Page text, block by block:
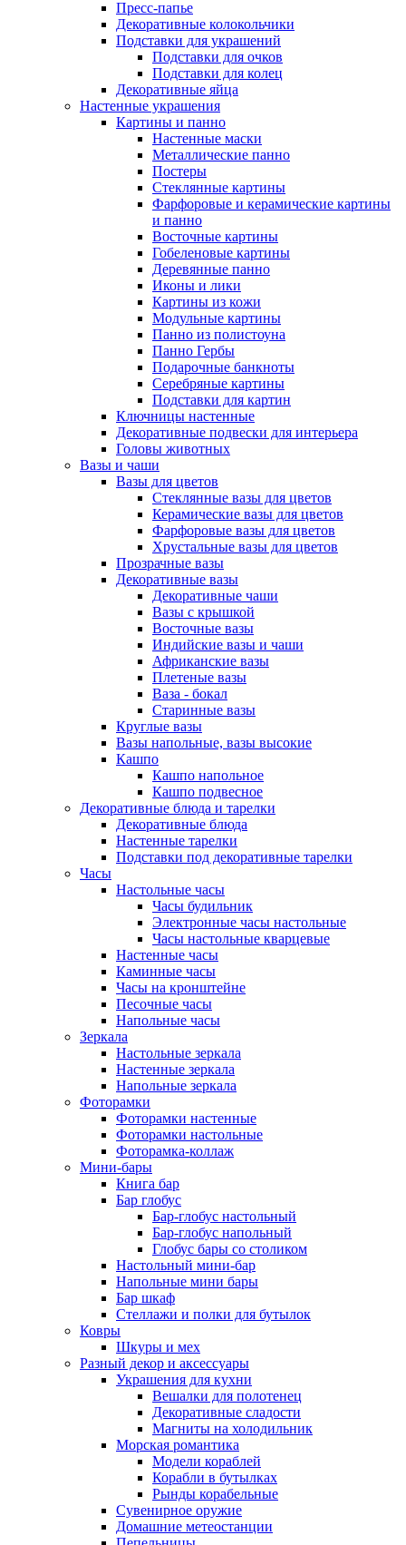
Пресс-папье
Декоративные колокольчики
Подставки для украшений
Подставки для очков
Подставки для колец
Декоративные яйца
Настенные украшения
Картины и панно
Настенные маски
Металлические панно
Постеры
Стеклянные картины
Фарфоровые и керамические картины
и панно
Восточные картины
Гобеленовые картины
Деревянные панно
Иконы и лики
Картины из кожи
Модульные картины
Панно из полистоуна
Панно Гербы
Подарочные банкноты
Серебряные картины
Подставки для картин
Ключницы настенные
Декоративные подвески для интерьера
Головы животных
Вазы и чаши
Вазы для цветов
Стеклянные вазы для цветов
Керамические вазы для цветов
Фарфоровые вазы для цветов
Хрустальные вазы для цветов
Прозрачные вазы
Декоративные вазы
Декоративные чаши
Вазы с крышкой
Восточные вазы
Индийские вазы и чаши
Африканские вазы
Плетеные вазы
Ваза - бокал
Старинные вазы
Круглые вазы
Вазы напольные, вазы высокие
Кашпо
Кашпо напольное
Кашпо подвесное
Декоративные блюда и тарелки
Декоративные блюда
Настенные тарелки
Подставки под декоративные тарелки
Часы
Настольные часы
Часы будильник
Электронные часы настольные
Часы настольные кварцевые
Настенные часы
Каминные часы
Часы на кронштейне
Песочные часы
Напольные часы
Зеркала
Настольные зеркала
Настенные зеркала
Напольные зеркала
Фоторамки
Фоторамки настенные
Фоторамки настольные
Фоторамка-коллаж
Мини-бары
Книга бар
Бар глобус
Бар-глобус настольный
Бар-глобус напольный
Глобус бары со столиком
Настольный мини-бар
Напольные мини бары
Бар шкаф
Стеллажи и полки для бутылок
Ковры
Шкуры и мех
Разный декор и аксессуары
Украшения для кухни
Вешалки для полотенец
Декоративные сладости
Магниты на холодильник
Морская романтика
Модели кораблей
Корабли в бутылках
Рынды корабельные
Сувенирное оружие
Домашние метеостанции